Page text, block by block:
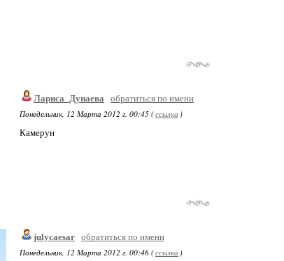
Лариса_Дунаева
обратиться по имени
Понедельник, 12 Марта 2012 г. 00:45 (ссылка )
Камерун
julycaesar обратиться по имени
Понедельник, 12 Марта 2012 г. 00:46 (ссылка )